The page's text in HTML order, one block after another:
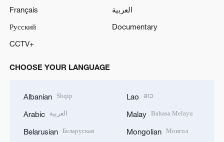
Français
العربية
Русский
Documentary
CCTV+
CHOOSE YOUR LANGUAGE
Albanian Shqip
Arabic العربية
Belarusian Беларуская
Lao ລາວ
Malay Bahasa Melayu
Mongolian Монгол